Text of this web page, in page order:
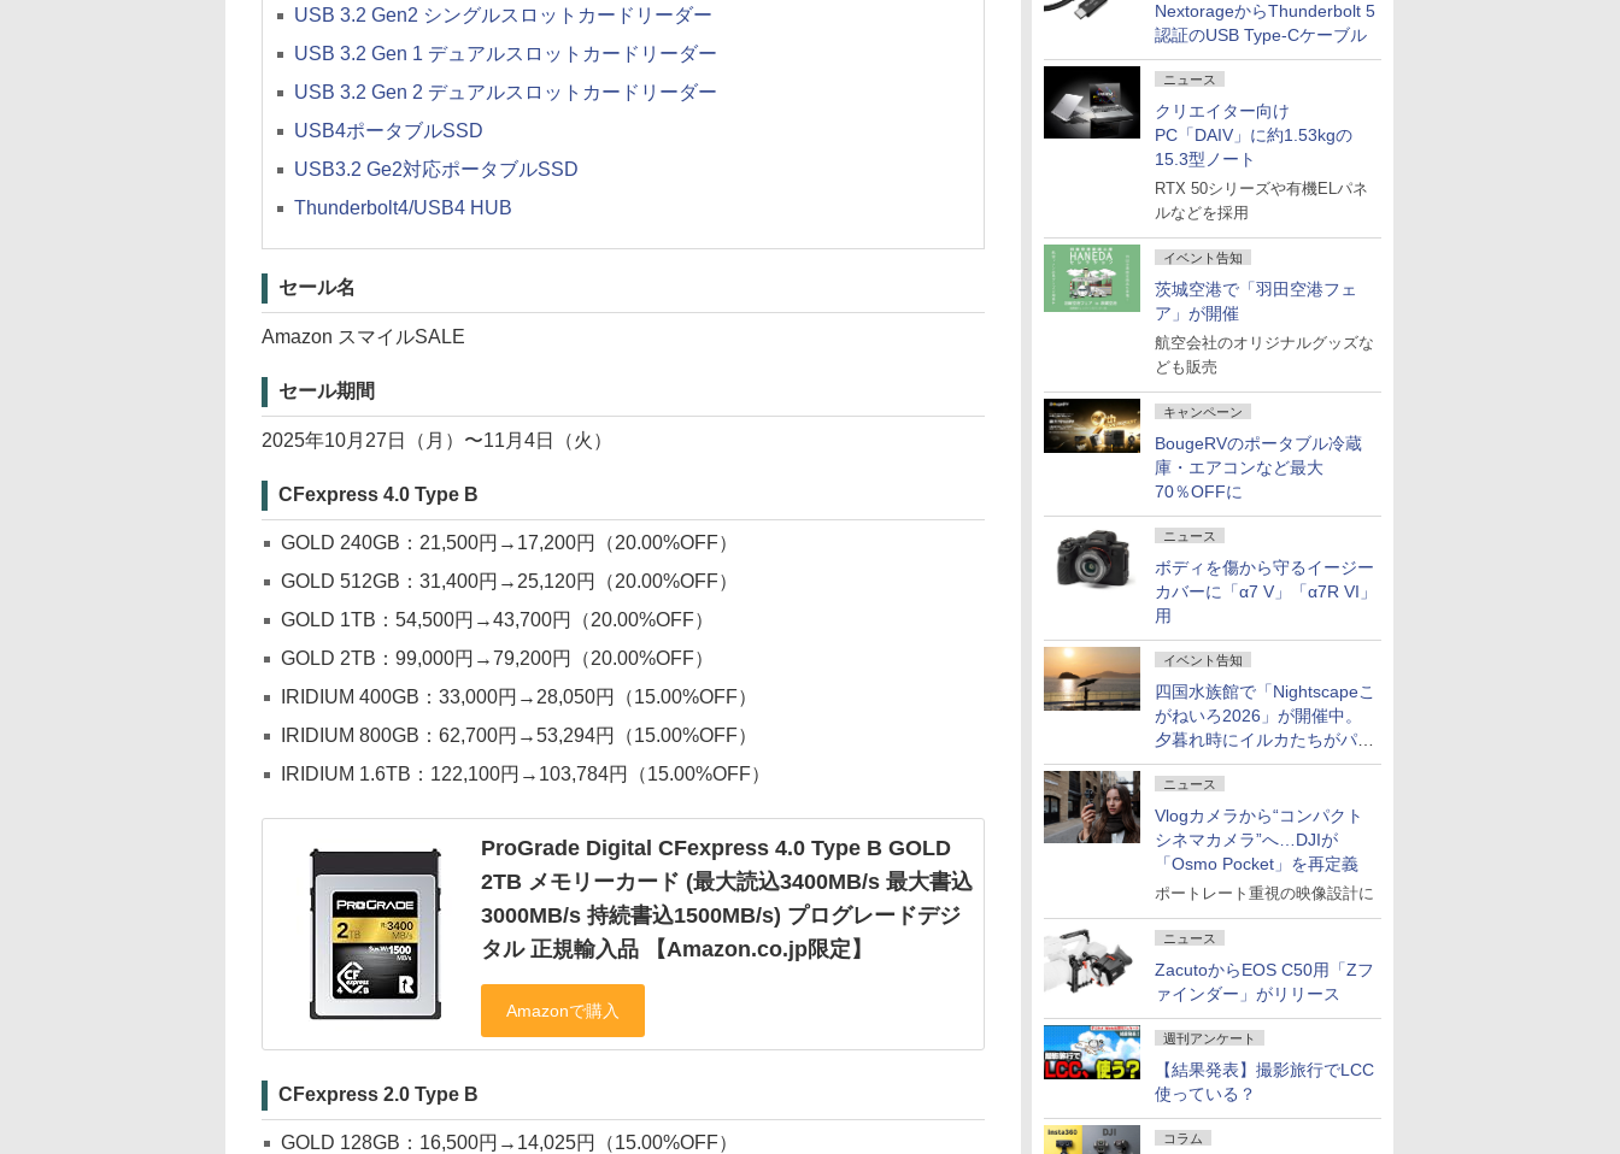
NextorageからThunderbolt 5
認証のUSB Type-Cケーブル
ニュース
クリエイター向け
PC「DAIV」に約1.53kgの
15.3型ノート
RTX 50シリーズや有機ELパネ
ルなどを採用
イベント告知
茨城空港で「羽田空港フェ
ア」が開催
航空会社のオリジナルグッズな
ども販売
キャンペーン
BougeRVのポータブル冷蔵
庫・エアコンなど最大
70％OFFに
ニュース
ボディを傷から守るイージー
カバーに「α7 V」「α7R VI」
用
イベント告知
四国水族館で「Nightscapeこ
がねいろ2026」が開催中。
夕暮れ時にイルカたちがパフ
ォーマンスを繰り広げる
ニュース
Vlogカメラから“コンパクト
シネマカメラ”へ…DJIが
「Osmo Pocket」を再定義
ポートレート重視の映像設計に
ニュース
ZacutoからEOS C50用「Zフ
ァインダー」がリリース
週刊アンケート
【結果発表】撮影旅行でLCC
使っている？
コラム
USB 3.2 Gen2 シングルスロットカードリーダー
USB 3.2 Gen 1 デュアルスロットカードリーダー
USB 3.2 Gen 2 デュアルスロットカードリーダー
USB4ポータブルSSD
USB3.2 Ge2対応ポータブルSSD
Thunderbolt4/USB4 HUB
セール名
Amazon スマイルSALE
セール期間
2025年10月27日（月）〜11月4日（火）
CFexpress 4.0 Type B
GOLD 240GB：21,500円→17,200円（20.00%OFF）
GOLD 512GB：31,400円→25,120円（20.00%OFF）
GOLD 1TB：54,500円→43,700円（20.00%OFF）
GOLD 2TB：99,000円→79,200円（20.00%OFF）
IRIDIUM 400GB：33,000円→28,050円（15.00%OFF）
IRIDIUM 800GB：62,700円→53,294円（15.00%OFF）
IRIDIUM 1.6TB：122,100円→103,784円（15.00%OFF）
ProGrade Digital CFexpress 4.0 Type B GOLD
2TB メモリーカード (最大読込3400MB/s 最大書込
3000MB/s 持続書込1500MB/s) プログレードデジ
タル 正規輸入品 【Amazon.co.jp限定】
CFexpress 2.0 Type B
GOLD 128GB：16,500円→14,025円（15.00%OFF）